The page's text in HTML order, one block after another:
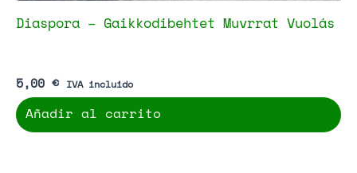
Diaspora – Gaikkodibehtet Muvrrat Vuolás
5,00 € IVA incluido
Añadir al carrito